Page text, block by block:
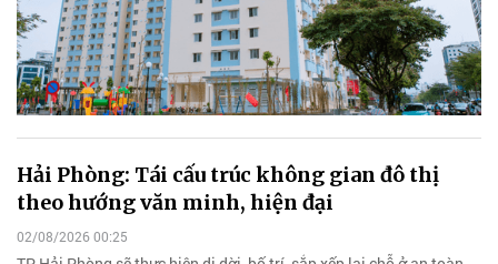
Hải Phòng: Tái cấu trúc không gian đô thị
theo hướng văn minh, hiện đại
02/08/2026 00:25